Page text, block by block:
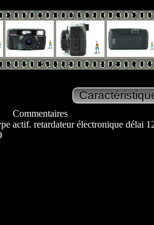
Commentaires
actif. retardateur électronique délai